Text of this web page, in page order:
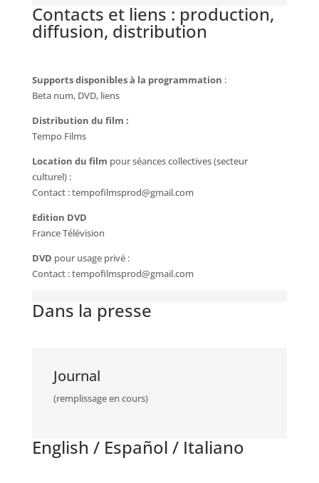
Contacts et liens : production,
diffusion, distribution
Supports disponibles à la programmation :
Beta num, DVD, liens
Distribution du film :
Tempo Films
Location du film pour séances collectives (secteur
culturel) :
Contact : tempofilmsprod@gmail.com
Edition DVD
France Télévision
DVD pour usage privé :
Contact : tempofilmsprod@gmail.com
Dans la presse
Journal
(remplissage en cours)
English / Español / Italiano